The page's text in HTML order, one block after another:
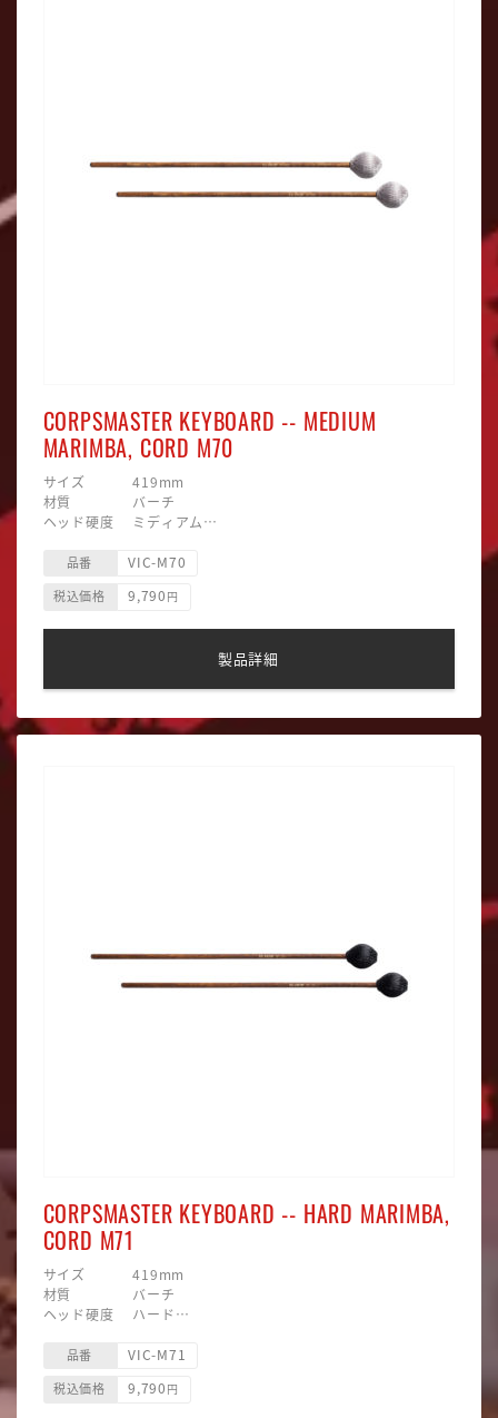
CORPSMASTER KEYBOARD -- MEDIUM
MARIMBA, CORD M70
サイズ 419mm
材質 バーチ
ヘッド硬度 ミディアム
ヘッド形状 四角型
品番 VIC-M70
税込価格 9,790 円
製品詳細
CORPSMASTER KEYBOARD -- HARD MARIMBA,
CORD M71
サイズ 419mm
材質 バーチ
ヘッド硬度 ハード
ヘッド形状 四角型
品番 VIC-M71
税込価格 9,790 円